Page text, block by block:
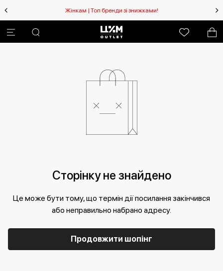
Жінкам | Топ бренди зі знижками!
Сторінку не знайдено
Це може бути тому, що термін дії посилання закінчився
або неправильно набрано адресу.
Продовжити шопінг